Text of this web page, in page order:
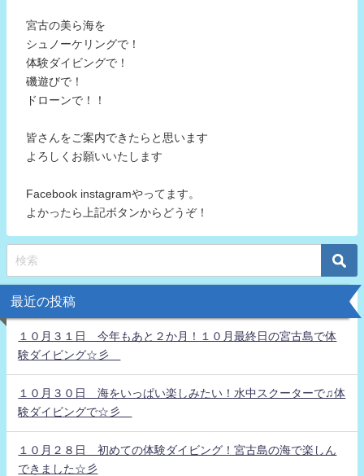
宮古の美ら海を
シュノーケリングで！
体験ダイビングで！
磯遊びで！
ドローンで！！
皆さんをご案内できたらと思います
よろしくお願いいたします
Facebook instagramやってます。
よかったら上記ボタンからどうぞ！
最近の投稿
１０月３１日 今年もあと２か月！１０月最終日の宮古島で体
験ダイビング☆彡
１０月３０日 海をいっぱい楽しみたい！水中スクーターで♫体
験ダイビングで☆彡
１０月２８日 初めての体験ダイビング！宮古島の海で楽しん
できました☆彡